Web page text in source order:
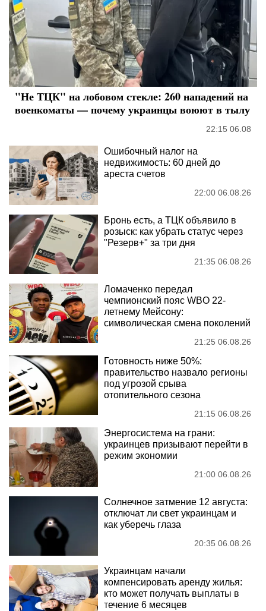
"Не ТЦК" на лобовом стекле: 260 нападений на
военкоматы — почему украинцы воюют в тылу
22:15 06.08
Ошибочный налог на
недвижимость: 60 дней до
ареста счетов
22:00 06.08.26
Бронь есть, а ТЦК объявило в
розыск: как убрать статус через
"Резерв+" за три дня
21:35 06.08.26
Ломаченко передал
чемпионский пояс WBO 22-
летнему Мейсону:
символическая смена поколений
21:25 06.08.26
Готовность ниже 50%:
правительство назвало регионы
под угрозой срыва
отопительного сезона
21:15 06.08.26
Энергосистема на грани:
украинцев призывают перейти в
режим экономии
21:00 06.08.26
Солнечное затмение 12 августа:
отключат ли свет украинцам и
как уберечь глаза
20:35 06.08.26
Украинцам начали
компенсировать аренду жилья:
кто может получать выплаты в
течение 6 месяцев